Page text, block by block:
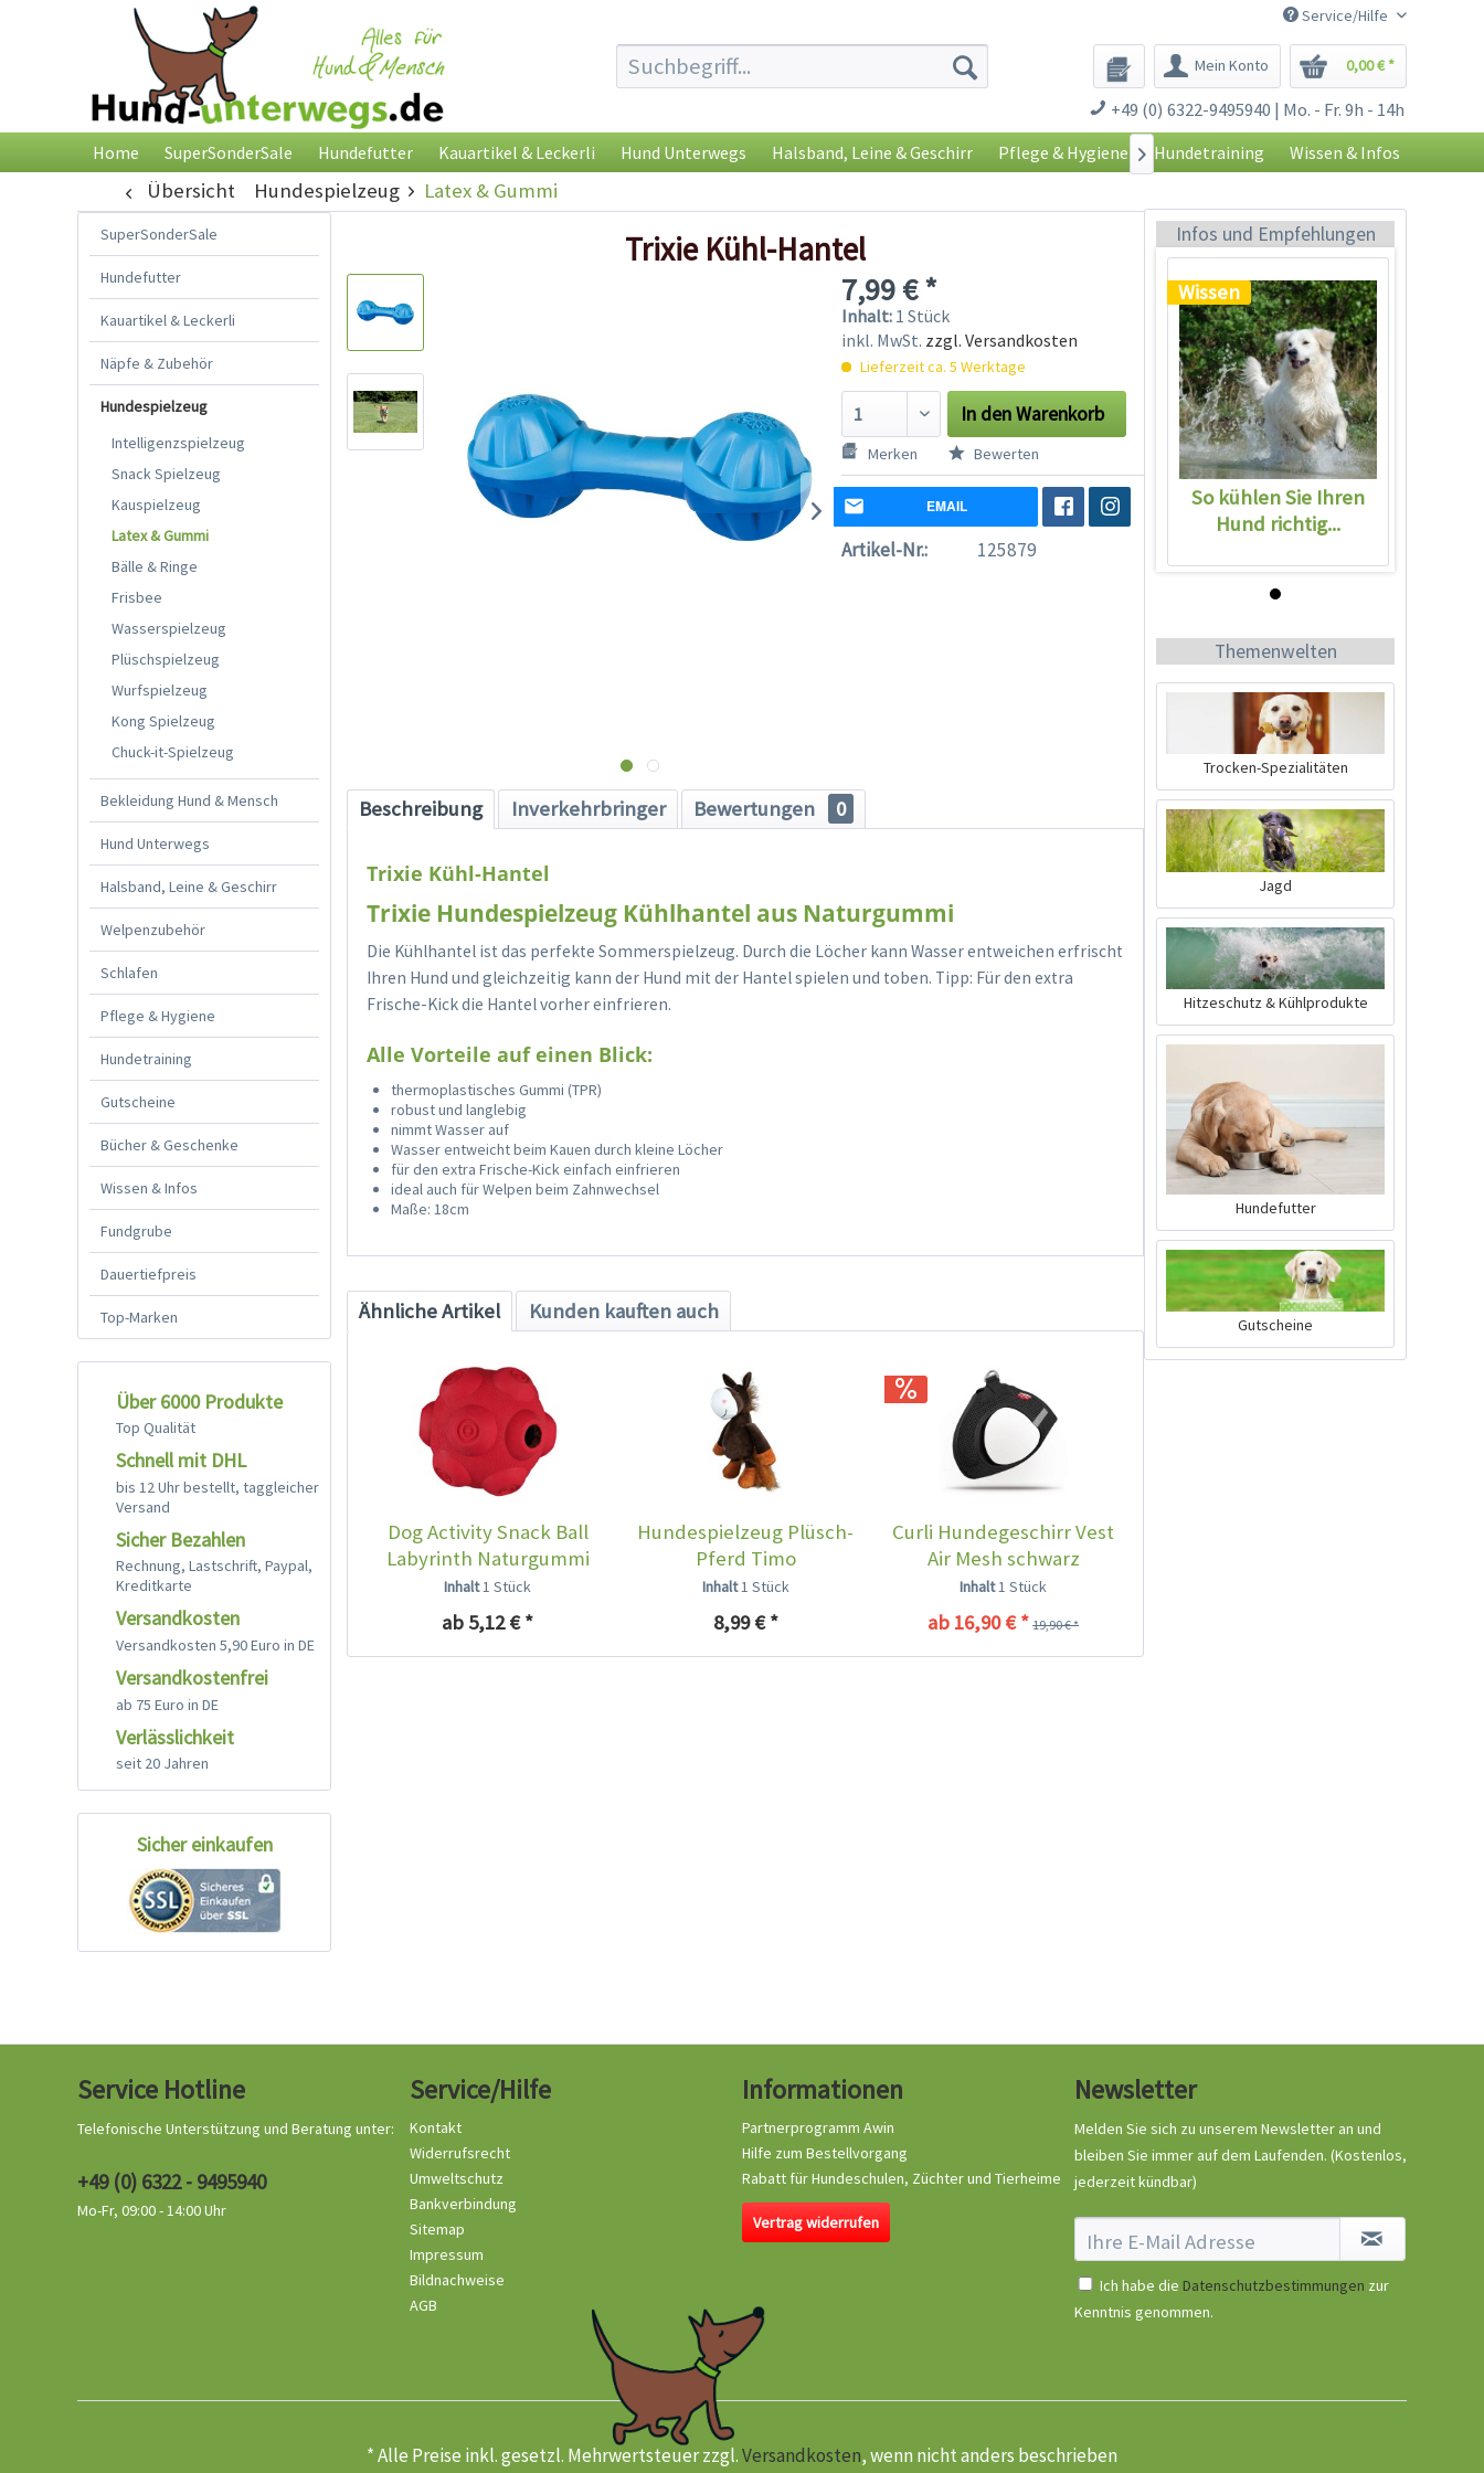
Service/Hilfe
Mein Konto 0,00 € *
+49 (0) 6322-9495940 | Mo. - Fr. 9h - 14h
Home SuperSonderSale Hundefutter Kauartikel & Leckerli Hund Unterwegs Halsband, Leine & Geschirr Pflege & Hygiene Hundetraining Wissen & Infos

Übersicht Hundespielzeug Latex & Gummi
SuperSonderSale
Hundefutter
Kauartikel & Leckerli
Näpfe & Zubehör
Hundespielzeug
Intelligenzspielzeug
Snack Spielzeug
Kauspielzeug
Latex & Gummi
Bälle & Ringe
Frisbee
Wasserspielzeug
Plüschspielzeug
Wurfspielzeug
Kong Spielzeug
Chuck-it-Spielzeug
Bekleidung Hund & Mensch
Hund Unterwegs
Halsband, Leine & Geschirr
Welpenzubehör
Schlafen
Pflege & Hygiene
Hundetraining
Gutscheine
Bücher & Geschenke
Wissen & Infos
Fundgrube
Dauertiefpreis
Top-Marken
Über 6000 Produkte
Top Qualität
Schnell mit DHL
bis 12 Uhr bestellt, taggleicher
Versand
Sicher Bezahlen
Rechnung, Lastschrift, Paypal,
Kreditkarte
Versandkosten
Versandkosten 5,90 Euro in DE
Versandkostenfrei
ab 75 Euro in DE
Verlässlichkeit
seit 20 Jahren
Sicher einkaufen
Trixie Kühl-Hantel
7,99 € *
Inhalt: 1 Stück
inkl. MwSt. zzgl. Versandkosten
Lieferzeit ca. 5 Werktage
In den Warenkorb
Merken Bewerten
EMAIL
Artikel-Nr.: 125879
Beschreibung Inverkehrbringer Bewertungen 0
Trixie Kühl-Hantel
Trixie Hundespielzeug Kühlhantel aus Naturgummi
Die Kühlhantel ist das perfekte Sommerspielzeug. Durch die Löcher kann Wasser entweichen erfrischt
Ihren Hund und gleichzeitig kann der Hund mit der Hantel spielen und toben. Tipp: Für den extra
Frische-Kick die Hantel vorher einfrieren.
Alle Vorteile auf einen Blick:
thermoplastisches Gummi (TPR)
robust und langlebig
nimmt Wasser auf
Wasser entweicht beim Kauen durch kleine Löcher
für den extra Frische-Kick einfach einfrieren
ideal auch für Welpen beim Zahnwechsel
Maße: 18cm
Ähnliche Artikel Kunden kauften auch
Dog Activity Snack Ball
Labyrinth Naturgummi
Inhalt1 Stück
ab 5,12 € *
Hundespielzeug Plüsch-
Pferd Timo
Inhalt1 Stück
8,99 € *
Curli Hundegeschirr Vest
Air Mesh schwarz
Inhalt1 Stück
ab 16,90 € * 19,90 € *
Infos und Empfehlungen
So kühlen Sie Ihren
Hund richtig...
Wissen
So kühlen Sie Ihren
Hund richtig...
So kühlen Sie Ihren
Hund richtig...
Themenwelten
Trocken-Spezialitäten
Jagd
Hitzeschutz & Kühlprodukte
Hundefutter
Gutscheine
Service Hotline
Telefonische Unterstützung und Beratung unter:
+49 (0) 6322 - 9495940
Mo-Fr, 09:00 - 14:00 Uhr
Service/Hilfe
Kontakt
Widerrufsrecht
Umweltschutz
Bankverbindung
Sitemap
Impressum
Bildnachweise
AGB
Informationen
Partnerprogramm Awin
Hilfe zum Bestellvorgang
Rabatt für Hundeschulen, Züchter und Tierheime
Vertrag widerrufen
Newsletter
Melden Sie sich zu unserem Newsletter an und
bleiben Sie immer auf dem Laufenden. (Kostenlos,
jederzeit kündbar)
Ich habe die Datenschutzbestimmungen zur
Kenntnis genommen.
* Alle Preise inkl. gesetzl. Mehrwertsteuer zzgl.Versandkosten, wenn nicht anders beschrieben